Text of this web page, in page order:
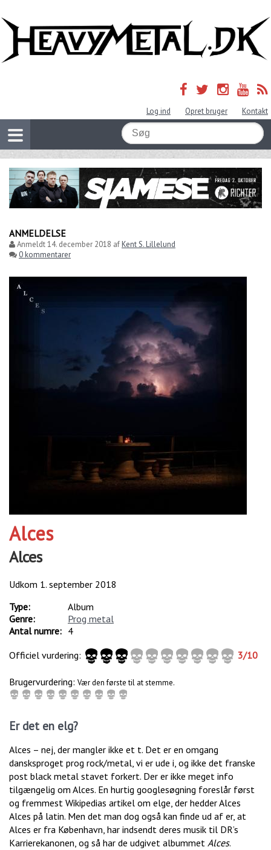
Log ind Opret bruger Kontakt
ANMELDELSE
Anmeldt14. december 2018 afKent S. Lillelund
0 kommentarer
Alces
Alces
Udkom 1. september 2018
Type:
Album
Genre:
Prog metal
Antal numre: 4
Officiel vurdering:
3/10
Brugervurdering: Vær den første til at stemme.
Er det en elg?
Alces – nej, der mangler ikke et t. Det er en omgang
dansksproget prog rock/metal, vi er ude i, og ikke det franske
post black metal stavet forkert. Der er ikke meget info
tilgængelig om Alces. En hurtig googlesøgning foreslår først
og fremmest Wikipedias artikel om elge, der hedder Alces
Alces på latin. Men det man dog også kan finde ud af er, at
Alces er fra København, har indsendt deres musik til DR’s
Karrierekanonen, og så har de udgivet albummet Alces.